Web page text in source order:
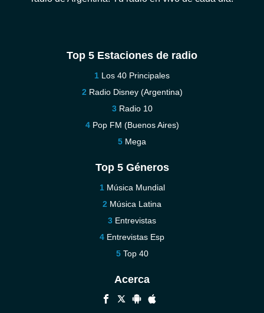
Top 5 Estaciones de radio
Los 40 Principales
Radio Disney (Argentina)
Radio 10
Pop FM (Buenos Aires)
Mega
Top 5 Géneros
Música Mundial
Música Latina
Entrevistas
Entrevistas Esp
Top 40
Acerca